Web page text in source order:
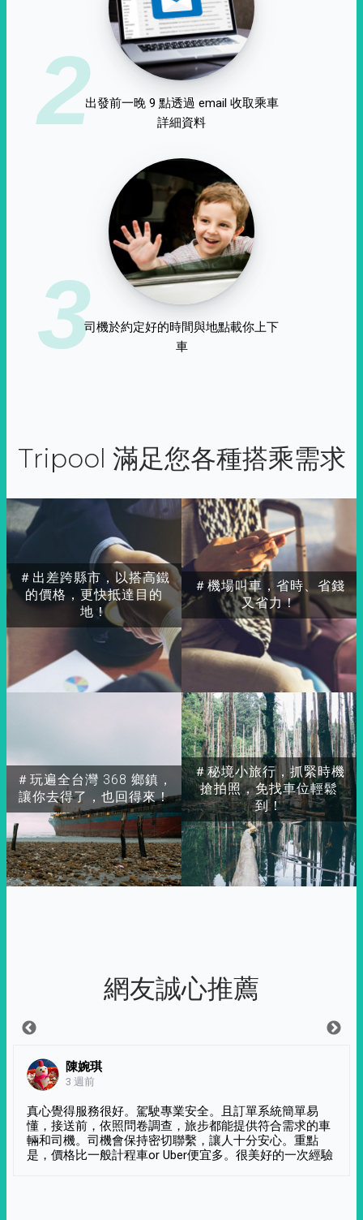
2出發前一晚 9 點透過 email 收取乘車
詳細資料
3司機於約定好的時間與地點載你上下
車
Tripool 滿足您各種搭乘需求
＃出差跨縣市，以搭高鐵
的價格，更快抵達目的
地！
＃玩遍全台灣 368 鄉鎮，
讓你去得了，也回得來！
＃秘境小旅行，抓緊時機
搶拍照，免找車位輕鬆
到！
＃機場叫車，省時、省錢
又省力！
網友誠心推薦
陳婉琪
3 週前
真心覺得服務很好。駕駛專業安全。且訂單系統簡單易
懂，接送前，依照問卷調查，旅步都能提供符合需求的車
輛和司機。司機會保持密切聯繫，讓人十分安心。重點
是，價格比一般計程車or Uber便宜多。很美好的一次經驗